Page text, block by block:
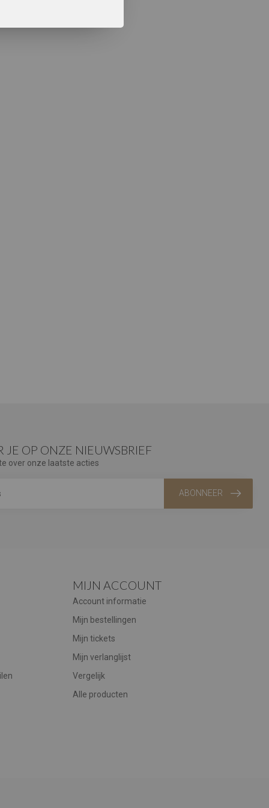
JE OP ONZE NIEUWSBRIEF
over onze laatste acties
ABONNEER
MIJN ACCOUNT
Account informatie
Mijn bestellingen
Mijn tickets
Mijn verlanglijst
Vergelijk
Alle producten